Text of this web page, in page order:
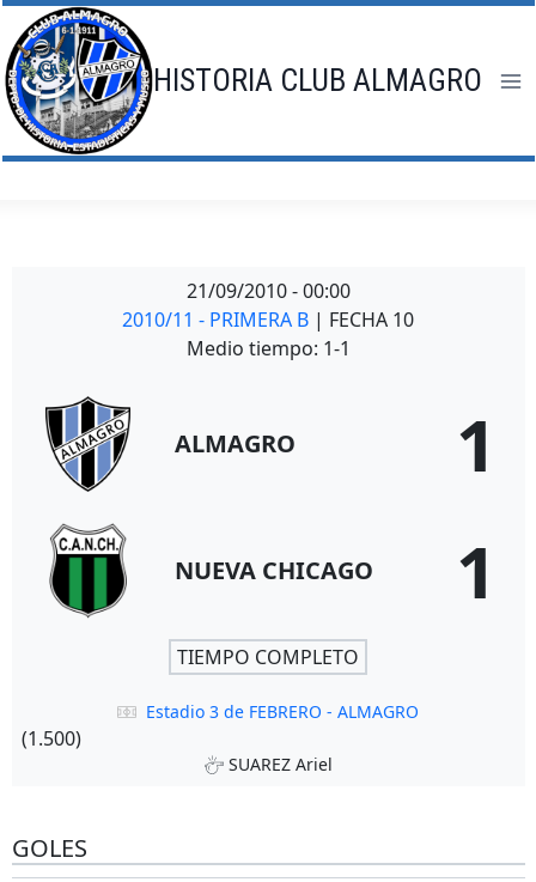
Saltar
al
contenido
HISTORIA CLUB ALMAGRO
21/09/2010 - 00:00
2010/11 - PRIMERA B | FECHA 10
Medio tiempo: 1-1
ALMAGRO 1
NUEVA CHICAGO 1
TIEMPO COMPLETO
Estadio 3 de FEBRERO - ALMAGRO
(1.500)
SUAREZ Ariel
GOLES